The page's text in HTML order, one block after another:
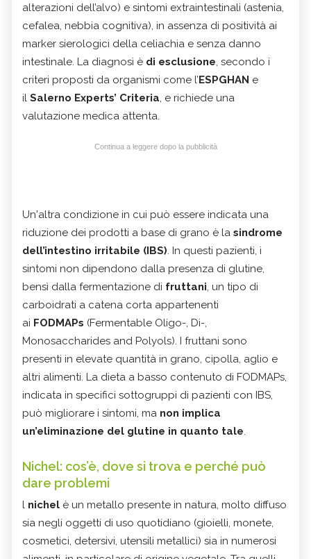
alterazioni dell’alvo) e sintomi extraintestinali (astenia,
cefalea, nebbia cognitiva), in assenza di positività ai
marker sierologici della celiachia e senza danno
intestinale. La diagnosi è di esclusione , secondo i
criteri proposti da organismi come l’ESPGHAN e
il Salerno Experts’ Criteria , e richiede una
valutazione medica attenta.
Continua a leggere dopo la pubblicità
Un'altra condizione in cui può essere indicata una
riduzione dei prodotti a base di grano è la sindrome
dell’intestino irritabile (IBS) . In questi pazienti, i
sintomi non dipendono dalla presenza di glutine,
bensì dalla fermentazione di fruttani , un tipo di
carboidrati a catena corta appartenenti
ai FODMAPs (Fermentable Oligo-, Di-,
Monosaccharides and Polyols). I fruttani sono
presenti in elevate quantità in grano, cipolla, aglio e
altri alimenti. La dieta a basso contenuto di FODMAPs,
indicata in specifici sottogruppi di pazienti con IBS,
può migliorare i sintomi, ma non implica
un’eliminazione del glutine in quanto tale
Nichel: cos’è, dove si trova e perché può
dare problemi
l nichel è un metallo presente in natura, molto diffuso
sia negli oggetti di uso quotidiano (gioielli, monete,
cosmetici, detersivi, utensili metallici) sia in numerosi